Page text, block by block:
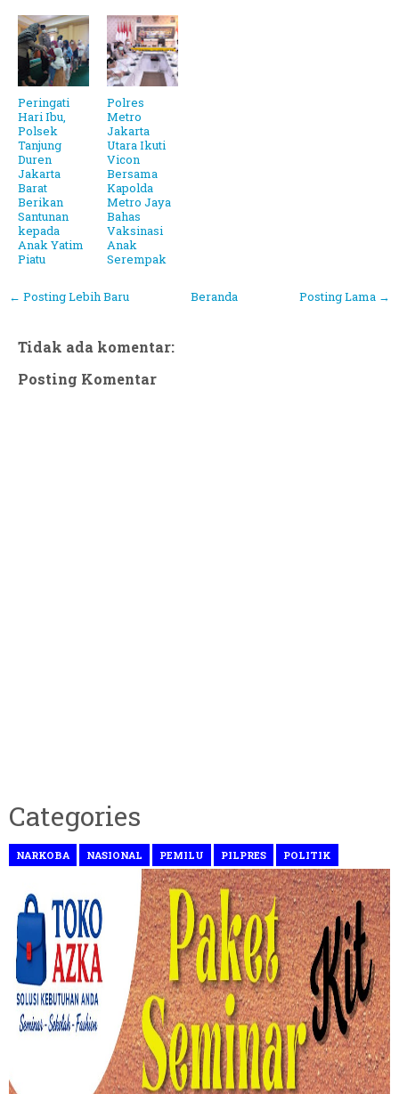
Peringati
Hari Ibu,
Polsek
Tanjung
Duren
Jakarta
Barat
Berikan
Santunan
kepada
Anak Yatim
Piatu
Polres
Metro
Jakarta
Utara Ikuti
Vicon
Bersama
Kapolda
Metro Jaya
Bahas
Vaksinasi
Anak
Serempak
← Posting Lebih Baru Posting Lama →
Beranda
Tidak ada komentar:
Posting Komentar
Categories
NARKOBA NASIONAL PEMILU PILPRES POLITIK